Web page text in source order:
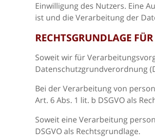
Einwilligung des Nutzers. Eine
ist und die Verarbeitung der
RECHTSGRUNDLAGE
Soweit wir für
Datenschutzgrundverordnung
Bei der Verarbeitung von
Art. 6 Abs. 1 lit. b DSGVO als
Soweit eine Verarbeitung
DSGVO als Rechtsgrundlage.